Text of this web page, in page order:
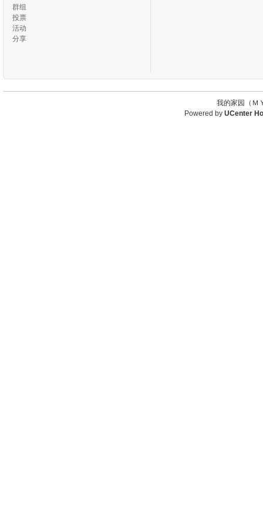
群组
投票
活动
分享
我的家园（
Powered by UCenter